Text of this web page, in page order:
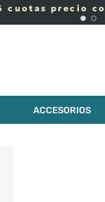
ACCESORIOS